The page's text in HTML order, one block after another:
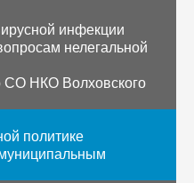
инфекции
нелегальной
СО НКО Волховского
политике